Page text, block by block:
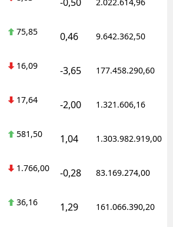
75,85 0,46 9.642.362,50
16,09 -3,65 177.458.290,60
17,64 -2,00 1.321.606,16
581,50 1,04 1.303.982.919,00
1.766,00 -0,28 83.169.274,00
36,16 1,29 161.066.390,20